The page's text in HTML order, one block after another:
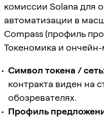
комиссии Solana для
автоматизации в
Compass (профиль
Токеномика и
Символ токена /
контракта виден на
обозревателях.
Профиль